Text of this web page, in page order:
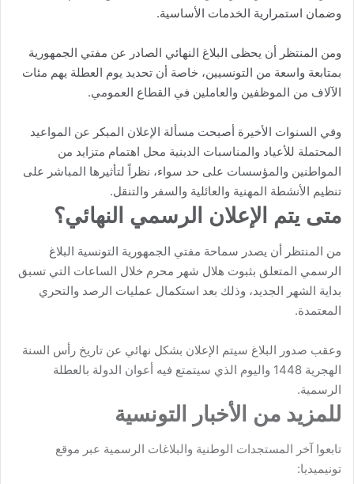
وضمان استمرارية الخدمات الأساسية.
ومن المنتظر أن يحظى البلاغ النهائي الصادر عن مفتي الجمهورية
بمتابعة واسعة من التونسيين، خاصة أن تحديد يوم العطلة يهم مئات
الآلاف من الموظفين والعاملين في القطاع العمومي.
وفي السنوات الأخيرة أصبحت مسألة الإعلان المبكر عن المواعيد
المحتملة للأعياد والمناسبات الدينية محل اهتمام متزايد من
المواطنين والمؤسسات على حد سواء، نظراً لتأثيرها المباشر على
تنظيم الأنشطة المهنية والعائلية والسفر والتنقل.
متى يتم الإعلان الرسمي النهائي؟
من المنتظر أن يصدر سماحة مفتي الجمهورية التونسية البلاغ
الرسمي المتعلق بثبوت هلال شهر محرم خلال الساعات التي تسبق
بداية الشهر الجديد، وذلك بعد استكمال عمليات الرصد والتحري
المعتمدة.
وعقب صدور البلاغ سيتم الإعلان بشكل نهائي عن تاريخ رأس السنة
الهجرية 1448 واليوم الذي سيتمتع فيه أعوان الدولة بالعطلة
الرسمية.
للمزيد من الأخبار التونسية
تابعوا آخر المستجدات الوطنية والبلاغات الرسمية عبر موقع
تونيميديا: